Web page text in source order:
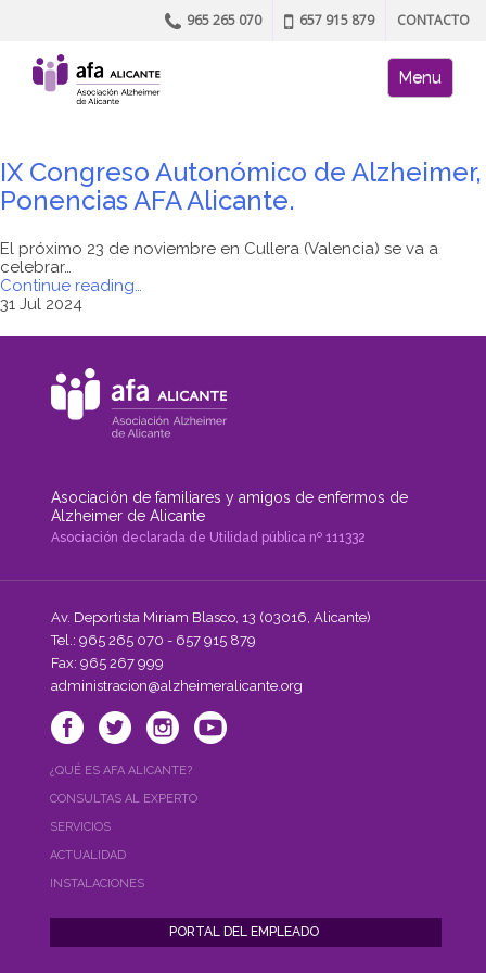
965 265 070 657 915 879 CONTACTO
AFA site
Skip to content
Menu
IX Congreso Autonómico de Alzheimer,
Ponencias AFA Alicante.
El próximo 23 de noviembre en Cullera (Valencia) se va a
celebrar…
Continue reading
de
Ponencias
AFA
Alicante."
…
31 Jul 2024
Asociación de familiares y amigos de enfermos de
Alzheimer de Alicante
Asociación declarada de Utilidad pública nº 111332
Av. Deportista Miriam Blasco, 13 (03016, Alicante)
Tel.: 965 265 070 - 657 915 879
Fax: 965 267 999
administracion@alzheimeralicante.org
¿QUÉ ES AFA ALICANTE?
CONSULTAS AL EXPERTO
SERVICIOS
ACTUALIDAD
INSTALACIONES